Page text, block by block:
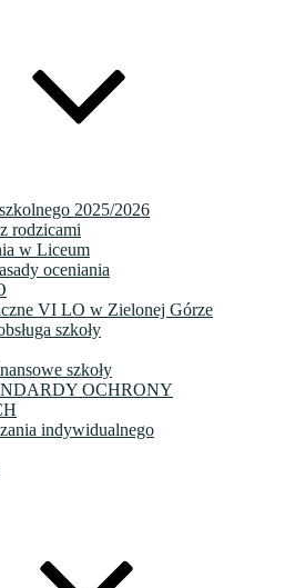
2025/2026
rodzicami
w Liceum
oceniania
VI LO w Zielonej Górze
szkoły
szkoły
OCHRONY
indywidualnego